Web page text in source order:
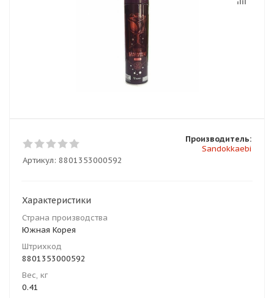
Артикул: 8801353000592
Производитель:
Sandokkaebi
Характеристики
Страна производства
Южная Корея
Штрихкод
8801353000592
Вес, кг
0.41